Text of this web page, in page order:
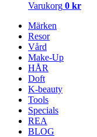
Varukorg 0 kr
Märken
Resor
Vård
Make-Up
HÅR
Doft
K-beauty
Tools
Specials
REA
BLOG